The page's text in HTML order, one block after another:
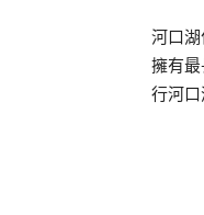
河口
擁有
行河口